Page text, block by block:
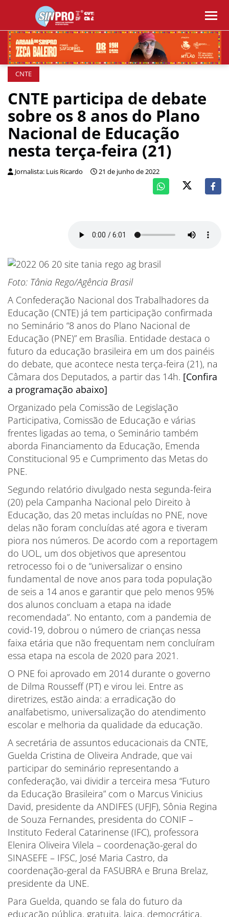
CNTE
CNTE participa de debate
sobre os 8 anos do Plano
Nacional de Educação
nesta terça-feira (21)
Jornalista: Luis Ricardo 21 de junho de 2022
Foto: Tânia Rego/Agência Brasil
A Confederação Nacional dos Trabalhadores da
Educação (CNTE) já tem participação confirmada
no Seminário “8 anos do Plano Nacional de
Educação (PNE)” em Brasília. Entidade destaca o
futuro da educação brasileira em um dos painéis
do debate, que acontece nesta terça-feira (21), na
Câmara dos Deputados, a partir das 14h. [Confira
a programação abaixo]
Organizado pela Comissão de Legislação
Participativa, Comissão de Educação e várias
frentes ligadas ao tema, o Seminário também
aborda Financiamento da Educação, Emenda
Constitucional 95 e Cumprimento das Metas do
PNE.
Segundo relatório divulgado nesta segunda-feira
(20) pela Campanha Nacional pelo Direito à
Educação, das 20 metas incluídas no PNE, nove
delas não foram concluídas até agora e tiveram
piora nos números. De acordo com a reportagem
do UOL, um dos objetivos que apresentou
retrocesso foi o de “universalizar o ensino
fundamental de nove anos para toda população
de seis a 14 anos e garantir que pelo menos 95%
dos alunos concluam a etapa na idade
recomendada”. No entanto, com a pandemia de
covid-19, dobrou o número de crianças nessa
faixa etária que não frequentam nem concluíram
essa etapa na escola de 2020 para 2021.
O PNE foi aprovado em 2014 durante o governo
de Dilma Rousseff (PT) e virou lei. Entre as
diretrizes, estão ainda: a erradicação do
analfabetismo, universalização do atendimento
escolar e melhoria da qualidade da educação.
A secretária de assuntos educacionais da CNTE,
Guelda Cristina de Oliveira Andrade, que vai
participar do seminário representando a
confederação, vai dividir a terceira mesa “Futuro
da Educação Brasileira” com o Marcus Vinicius
David, presidente da ANDIFES (UFJF), Sônia Regina
de Souza Fernandes, presidenta do CONIF –
Instituto Federal Catarinense (IFC), professora
Elenira Oliveira Vilela – coordenação-geral do
SINASEFE – IFSC, José Maria Castro, da
coordenação-geral da FASUBRA e Bruna Brelaz,
presidente da UNE.
Para Guelda, quando se fala do futuro da
educação pública, gratuita, laica, democrática,